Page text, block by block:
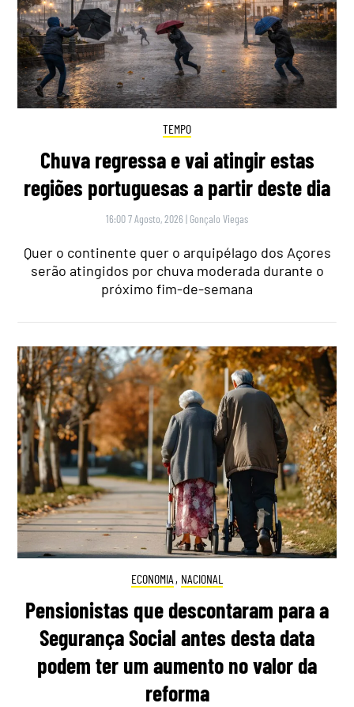
TEMPO
Chuva regressa e vai atingir estas
regiões portuguesas a partir deste dia
16:00 7 Agosto, 2026 | Gonçalo Viegas
Quer o continente quer o arquipélago dos Açores
serão atingidos por chuva moderada durante o
próximo fim-de-semana
ECONOMIA , NACIONAL
Pensionistas que descontaram para a
Segurança Social antes desta data
podem ter um aumento no valor da
reforma